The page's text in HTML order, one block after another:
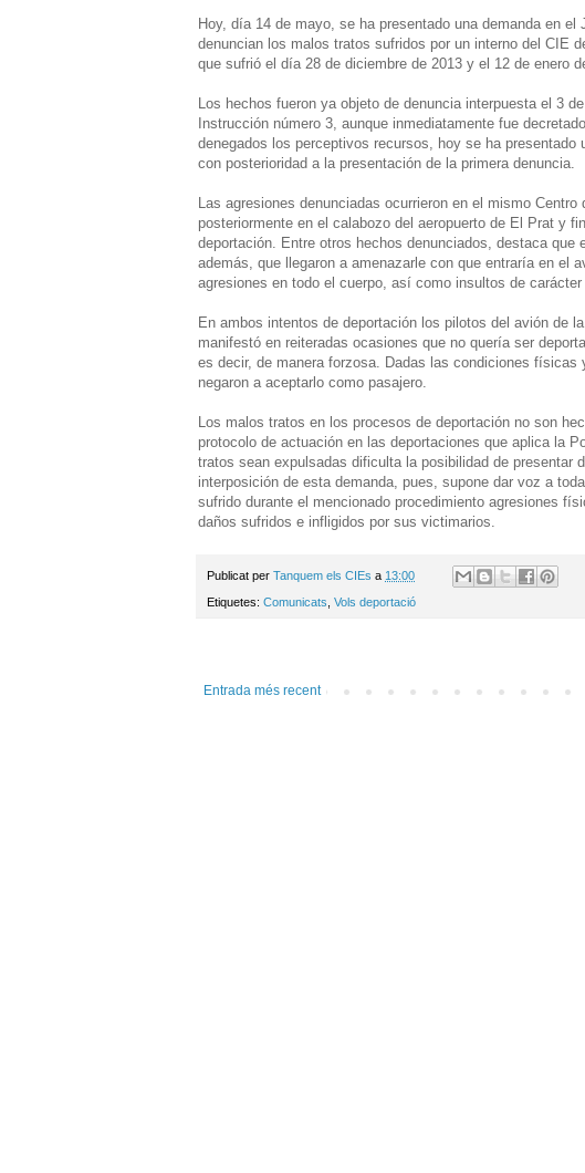
Hoy, día 14 de mayo, se ha presentado una demanda en
denuncian los malos tratos sufridos por un interno del CIE
que sufrió el día 28 de diciembre de 2013 y el 12 de enero
Los hechos fueron ya objeto de denuncia interpuesta el 3
Instrucción número 3, aunque inmediatamente fue
denegados los perceptivos recursos, hoy se ha presentado
con posterioridad a la presentación de la primera denuncia.
Las agresiones denunciadas ocurrieron en el mismo
posteriormente en el calabozo del aeropuerto de El Prat y
deportación. Entre otros hechos denunciados, destaca que
además, que llegaron a amenazarle con que entraría en el
agresiones en todo el cuerpo, así como insultos de carácter
En ambos intentos de deportación los pilotos del avión de
manifestó en reiteradas ocasiones que no quería ser
es decir, de manera forzosa. Dadas las condiciones
negaron a aceptarlo como pasajero.
Los malos tratos en los procesos de deportación no son
protocolo de actuación en las deportaciones que aplica la
tratos sean expulsadas dificulta la posibilidad de presentar
interposición de esta demanda, pues, supone dar voz a
sufrido durante el mencionado procedimiento agresiones
daños sufridos e infligidos por sus victimarios.
Publicat per Tanquem els CIEs a 13:00
Etiquetes: Comunicats Vols deportació
Entrada més recent